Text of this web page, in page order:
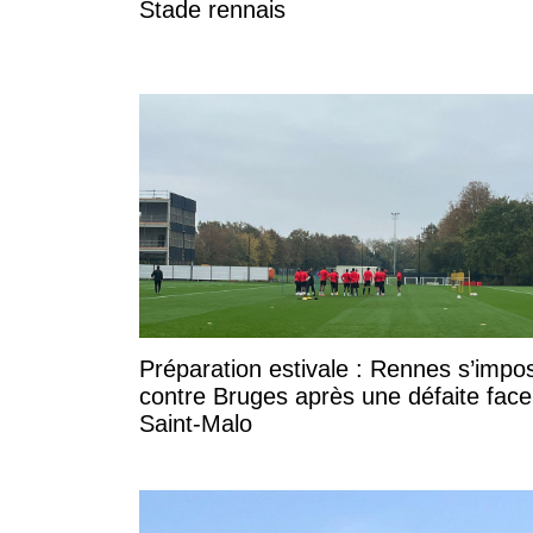
Stade rennais
Préparation estivale : Rennes
contre Bruges après une défaite
Saint-Malo